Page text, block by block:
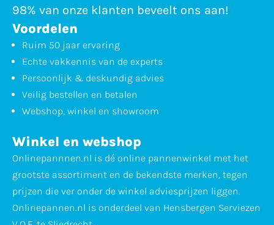
98% van onze klanten beveelt ons aan!
Voordelen
Ruim 50 jaar ervaring
Echte vakkennis van de experts
Persoonlijk & deskundig advies
Veilig bestellen en betalen
Webshop, winkel en showroom
Winkel en webshop
Onlinepannnen.nl is dé online pannenwinkel met het
grootste assortiment en de bekendste merken, tegen
prijzen die ver onder de winkel adviesprijzen liggen.
Onlinepannen.nl is onderdeel van Hensbergen Serviezen